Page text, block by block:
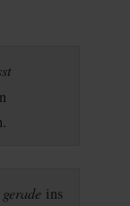
gerade ins